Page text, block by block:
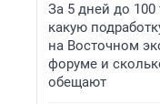
За 5 дней до 100
какую
на Восточном
форуме и
обещают